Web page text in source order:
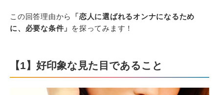
この回答理由から
「恋人に選ばれるオンナになるため
に、必要な条件」
を探ってみます！
【1】好印象な見た目であること